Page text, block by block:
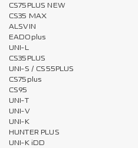
CS75PLUS NEW
CS35 MAX
ALSVIN
EADOplus
UNI-L
CS35PLUS
UNI-S / CS55PLUS
CS75plus
CS95
UNI-T
UNI-V
UNI-K
HUNTER PLUS
UNI-K iDD